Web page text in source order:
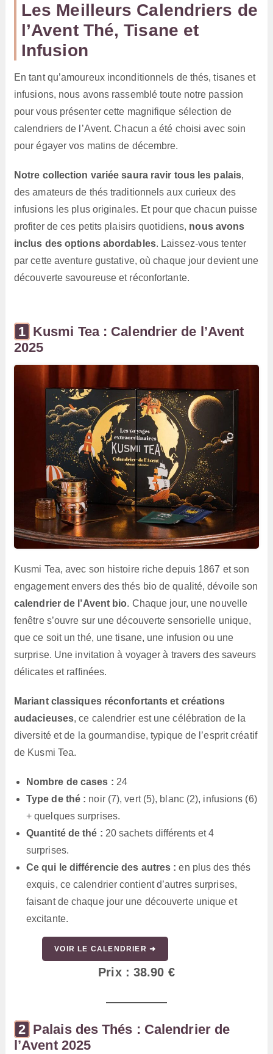
Les Meilleurs Calendriers de
l’Avent Thé, Tisane et
Infusion
En tant qu’amoureux inconditionnels de thés, tisanes et
infusions, nous avons rassemblé toute notre passion
pour vous présenter cette magnifique sélection de
calendriers de l’Avent. Chacun a été choisi avec soin
pour égayer vos matins de décembre.
Notre collection variée saura ravir tous les palais,
des amateurs de thés traditionnels aux curieux des
infusions les plus originales. Et pour que chacun puisse
profiter de ces petits plaisirs quotidiens, nous avons
inclus des options abordables. Laissez-vous tenter
par cette aventure gustative, où chaque jour devient une
découverte savoureuse et réconfortante.
Kusmi Tea : Calendrier de l’Avent
2025
Kusmi Tea, avec son histoire riche depuis 1867 et son
engagement envers des thés bio de qualité, dévoile son
calendrier de l’Avent bio. Chaque jour, une nouvelle
fenêtre s’ouvre sur une découverte sensorielle unique,
que ce soit un thé, une tisane, une infusion ou une
surprise. Une invitation à voyager à travers des saveurs
délicates et raffinées.
Mariant classiques réconfortants et créations
audacieuses, ce calendrier est une célébration de la
diversité et de la gourmandise, typique de l’esprit créatif
de Kusmi Tea.
Nombre de cases : 24
Type de thé : noir (7), vert (5), blanc (2), infusions (6)
+ quelques surprises.
Quantité de thé : 20 sachets différents et 4
surprises.
Ce qui le différencie des autres : en plus des thés
exquis, ce calendrier contient d’autres surprises,
faisant de chaque jour une découverte unique et
excitante.
VOIR LE CALENDRIER ➜
Prix : 38.90 €
Palais des Thés : Calendrier de
l’Avent 2025